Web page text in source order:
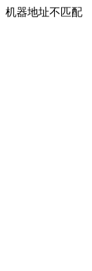
机器地址不匹配